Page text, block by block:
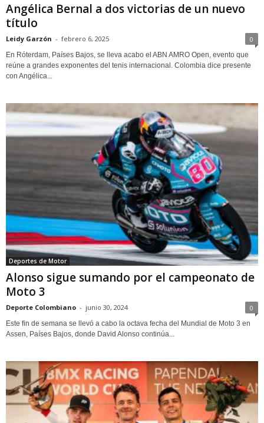
Angélica Bernal a dos victorias de un nuevo
título
Leidy Garzón - febrero 6, 2025 0
En Róterdam, Países Bajos, se lleva acabo el ABN AMRO Open, evento que
reúne a grandes exponentes del tenis internacional. Colombia dice presente
con Angélica...
Deportes de Motor
Alonso sigue sumando por el campeonato de
Moto 3
Deporte Colombiano - junio 30, 2024 0
Este fin de semana se llevó a cabo la octava fecha del Mundial de Moto 3 en
Assen, Países Bajos, donde David Alonso continúa...